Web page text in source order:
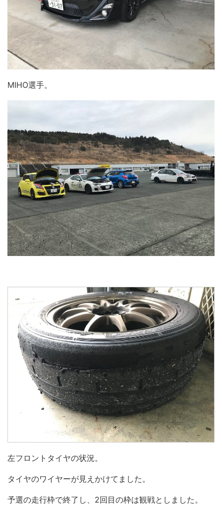
MIHO選手。
左フロントタイヤの状況。
タイヤのワイヤーが見えかけてました。
予選の走行枠で終了し、2回目の枠は観戦としました。